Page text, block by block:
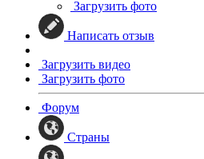
Загрузить фото
Написать отзыв
Загрузить видео
Загрузить фото
Форум
Страны